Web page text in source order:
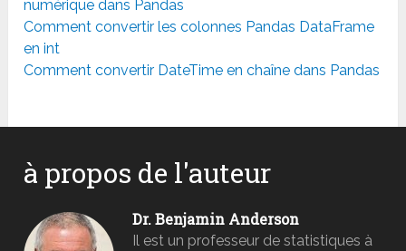
numérique dans Pandas
Comment convertir les colonnes Pandas DataFrame
en int
Comment convertir DateTime en chaîne dans Pandas
à propos de l'auteur
Dr. Benjamin Anderson
Il est un professeur de statistiques à